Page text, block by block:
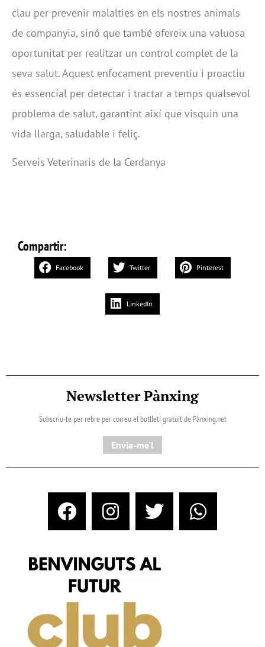
clau per prevenir malalties en els nostres animals
de companyia, sinó que també ofereix una valuosa
oportunitat per realitzar un control complet de la
seva salut. Aquest enfocament preventiu i proactiu
és essencial per detectar i tractar a temps qualsevol
problema de salut, garantint així que visquin una
vida llarga, saludable i feliç.
Serveis Veterinaris de la Cerdanya
Compartir:
Facebook Twitter Pinterest
LinkedIn
Newsletter Pànxing
Subscriu-te per rebre per correu el butlletí gratuït de Pànxing.net​
Envia-me'l